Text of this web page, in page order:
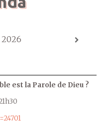
est la Parole de Dieu ?